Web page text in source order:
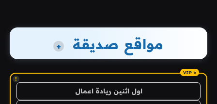
مواقع صديقة +
!
اول اثنين ريادة اعمال